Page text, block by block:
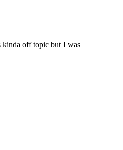
off topic but I was